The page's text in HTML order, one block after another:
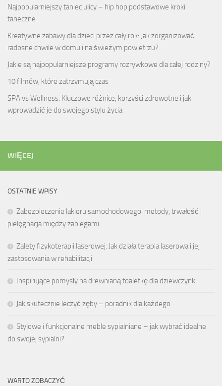
Najpopularniejszy taniec ulicy – hip hop podstawowe kroki
taneczne
Kreatywne zabawy dla dzieci przez cały rok: Jak zorganizować
radosne chwile w domu i na świeżym powietrzu?
Jakie są najpopularniejsze programy rozrywkowe dla całej rodziny?
10 filmów, które zatrzymują czas
SPA vs Wellness: Kluczowe różnice, korzyści zdrowotne i jak
wprowadzić je do swojego stylu życia
WIĘCEJ
OSTATNIE WPISY
Zabezpieczenie lakieru samochodowego: metody, trwałość i
pielęgnacja między zabiegami
Zalety fizykoterapii laserowej: Jak działa terapia laserowa i jej
zastosowania w rehabilitacji
Inspirujące pomysły na drewnianą toaletkę dla dziewczynki
Jak skutecznie leczyć zęby – poradnik dla każdego
Stylowe i funkcjonalne meble sypialniane – jak wybrać idealne
do swojej sypialni?
WARTO ZOBACZYĆ